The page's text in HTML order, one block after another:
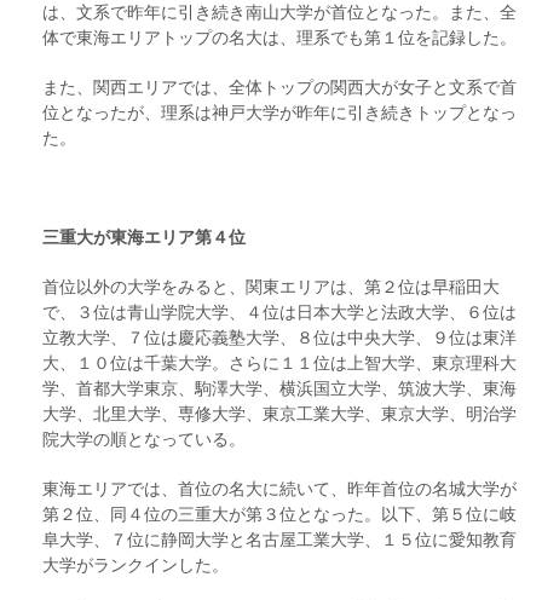
は、文系で昨年に引き続き南山大学が首位となった。また、全
体で東海エリアトップの名大は、理系でも第１位を記録した。
また、関西エリアでは、全体トップの関西大が女子と文系で首
位となったが、理系は神戸大学が昨年に引き続きトップとなっ
た。
三重大が東海エリア第４位
首位以外の大学をみると、関東エリアは、第２位は早稲田大
で、３位は青山学院大学、４位は日本大学と法政大学、６位は
立教大学、７位は慶応義塾大学、８位は中央大学、９位は東洋
大、１０位は千葉大学。さらに１１位は上智大学、東京理科大
学、首都大学東京、駒澤大学、横浜国立大学、筑波大学、東海
大学、北里大学、専修大学、東京工業大学、東京大学、明治学
院大学の順となっている。
東海エリアでは、首位の名大に続いて、昨年首位の名城大学が
第２位、同４位の三重大が第３位となった。以下、第５位に岐
阜大学、７位に静岡大学と名古屋工業大学、１５位に愛知教育
大学がランクインした。